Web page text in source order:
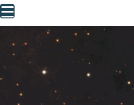
Skip
to
content